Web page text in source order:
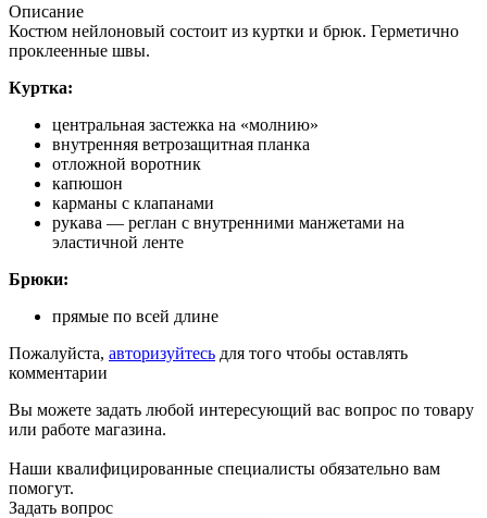
Описание
Костюм нейлоновый состоит из куртки и брюк. Герметично
проклеенные швы.
Куртка:
центральная застежка на «молнию»
внутренняя ветрозащитная планка
отложной воротник
капюшон
карманы с клапанами
рукава — реглан с внутренними манжетами на
эластичной ленте
Брюки:
прямые по всей длине
Пожалуйста, авторизуйтесь для того чтобы оставлять
комментарии
Вы можете задать любой интересующий вас вопрос по товару
или работе магазина.
Наши квалифицированные специалисты обязательно вам
помогут.
Задать вопрос